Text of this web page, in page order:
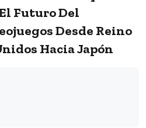
Futuro Del
Desde Reino
Hacia Japón